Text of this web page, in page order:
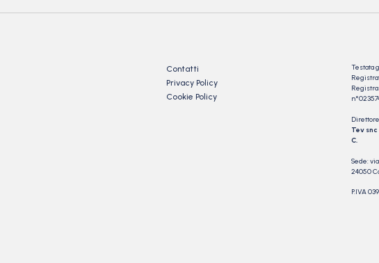
Contatti
Privacy Policy
Cookie Policy
Testata
Tev
C.
Sede:
24050
P.IVA